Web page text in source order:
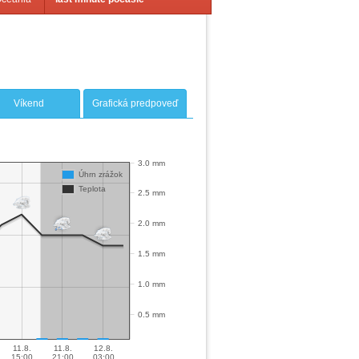
Víkend Grafická predpoveď
11.8.
15:00
11.8.
21:00
12.8.
03:00
0.5 mm
1.0 mm
1.5 mm
2.0 mm
2.5 mm
3.0 mm
Úhrn zrážok
Teplota